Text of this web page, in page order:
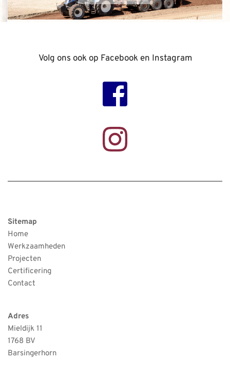
Volg ons ook op Facebook en Instagram
Sitemap
Home
Werkzaamheden
Projecten
Certificering
Contact
Adres
Mieldijk 11
1768 BV
Barsingerhorn